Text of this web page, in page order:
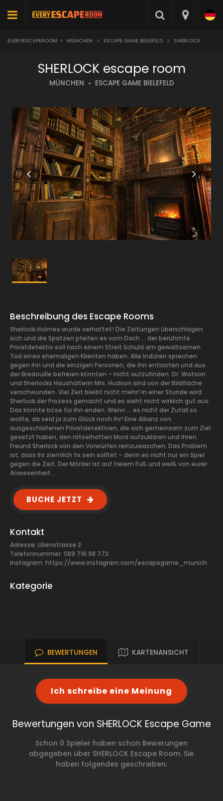
EVERYESCAPEROOM > MÜNCHEN > ESCAPE GAME BIELEFELD > SHERLOCK
SHERLOCK escape room
MÜNCHEN ESCAPE GAME BIELEFELD
Beschreibung des Escape Rooms
Sherlock Holmes wurde verhaftet! Die Zeitungen überschlagen
sich und die Spatzen pfeifen es vom Dach … der berühmte
Privatdetektiv soll nach einem Streit Schuld am gewaltsamen
Tod eines ehemaligen Klienten haben. Alle Indizien sprechen
gegen ihn und die einzigen Personen, die ihn entlasten und aus
der Bredouille befreien könnten – nicht aufzufinden. Dr. Watson
und Sherlocks Haushälterin Mrs. Hudson sind von der Bildfläche
verschwunden. Viel Zeit bleibt nicht mehr! In einer Stunde wird
Sherlock der Prozess gemacht und es sieht nicht wirklich gut aus.
Das könnte böse für ihn enden. Wenn … es nicht der Zufall so
wollte, da seid ja zum Glück noch ihr! Eine Allianz von
ausgeschlafenen Privatdetektiven, die sich gemeinsam zum Ziel
gesetzt haben, den rätselhaften Mord aufzuklären und ihren
Freund Sherlock von den Vorwürfen reinzuwaschen. Das Problem
ist, dass ihr ziemlich fix sein solltet – denn es nicht nur ein Spiel
gegen die Zeit. Der Mörder ist auf freiem Fuß und weiß von eurer
Anwesenheit …
BUCHE JETZT
Kontakt
Adresse: Lilienstrasse 2
Telefonnummer: 089 716 98 773
Instagram: https://www.instagram.com/escapegame_munich
Kategorie
BEWERTUNGEN KARTENANSICHT
Ich schreibe eine Meinung
Bewertungen von SHERLOCK Escape Game
Schon 0 Spieler haben schon Bewerungen
abgegeben über SHERLOCK Escape Room. Sie
haben folgendes geschrieben: